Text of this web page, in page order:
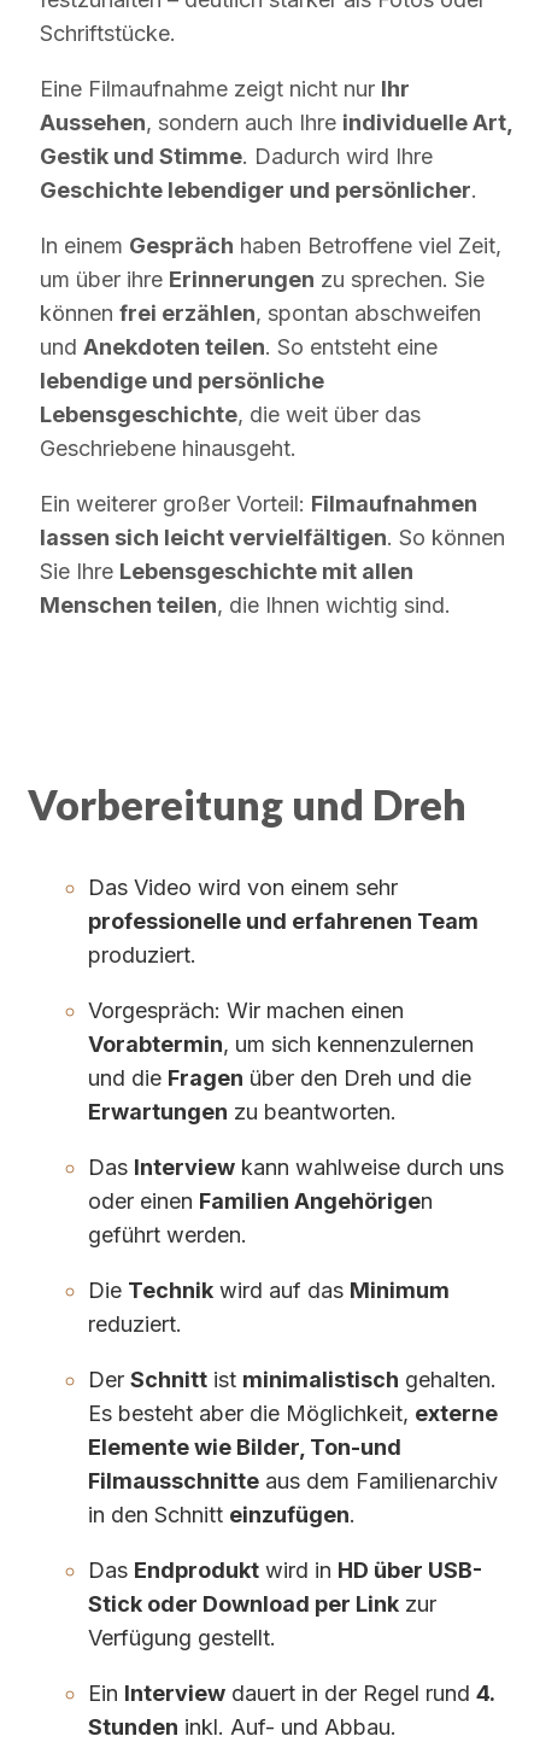
Schriftstücke.
Eine Filmaufnahme zeigt nicht nur Ihr
Aussehen, sondern auch Ihre individuelle Art,
Gestik und Stimme. Dadurch wird Ihre
Geschichte lebendiger und persönlicher.
In einem Gespräch haben Betroffene viel Zeit,
um über ihre Erinnerungen zu sprechen. Sie
können frei erzählen, spontan abschweifen
und Anekdoten teilen. So entsteht eine
lebendige und persönliche
Lebensgeschichte, die weit über das
Geschriebene hinausgeht.
Ein weiterer großer Vorteil: Filmaufnahmen
lassen sich leicht vervielfältigen. So können
Sie Ihre Lebensgeschichte mit allen
Menschen teilen, die Ihnen wichtig sind.
Vorbereitung und Dreh
Das Video wird von einem sehr
professionelle und erfahrenen Team
produziert.
Vorgespräch: Wir machen einen
Vorabtermin, um sich kennenzulernen
und die Fragen über den Dreh und die
Erwartungen zu beantworten.
Das Interview kann wahlweise durch uns
oder einen Familien Angehörigen
geführt werden.
Die Technik wird auf das Minimum
reduziert.
Der Schnitt ist minimalistisch gehalten.
Es besteht aber die Möglichkeit, externe
Elemente wie Bilder, Ton-und
Filmausschnitte aus dem Familienarchiv
in den Schnitt einzufügen.
Das Endprodukt wird in HD über USB-
Stick oder Download per Link zur
Verfügung gestellt.
Ein Interview dauert in der Regel rund 4.
Stunden inkl. Auf- und Abbau.